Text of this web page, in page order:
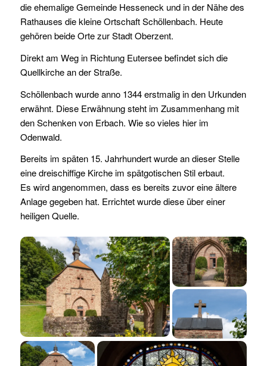
die ehemalige Gemeinde Hesseneck und in der Nähe des
Rathauses die kleine Ortschaft Schöllenbach. Heute
gehören beide Orte zur Stadt Oberzent.
Direkt am Weg in Richtung Eutersee befindet sich die
Quellkirche an der Straße.
Schöllenbach wurde anno 1344 erstmalig in den Urkunden
erwähnt. Diese Erwähnung steht im Zusammenhang mit
den Schenken von Erbach. Wie so vieles hier im
Odenwald.
Bereits im späten 15. Jahrhundert wurde an dieser Stelle
eine dreischiffige Kirche im spätgotischen Stil erbaut.
Es wird angenommen, dass es bereits zuvor eine ältere
Anlage gegeben hat. Errichtet wurde diese über einer
heiligen Quelle.